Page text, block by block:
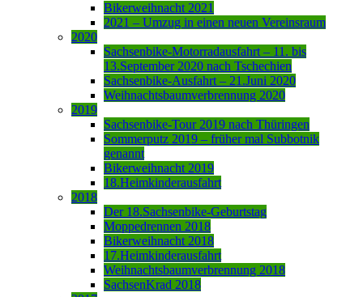
Bikerweihnacht 2021
2021 – Umzug in einen neuen Vereinsraum
2020
Sachsenbike-Motorradausfahrt – 11. bis
13.September 2020 nach Tschechien
Sachsenbike-Ausfahrt – 21.Juni 2020
Weihnachtsbaumverbrennung 2020
2019
Sachsenbike-Tour 2019 nach Thüringen
Sommerputz 2019 – früher mal Subbotnik
genannt
Bikerweihnacht 2019
18.Heimkinderausfahrt
2018
Der 18.Sachsenbike-Geburtstag
Moppedrennen 2018
Bikerweihnacht 2018
17.Heimkinderausfahrt
Weihnachtsbaumverbrennung 2018
SachsenKrad 2018